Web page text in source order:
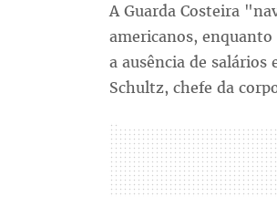
A Guarda Costeira
americanos,
a ausência de
Schultz, chefe da